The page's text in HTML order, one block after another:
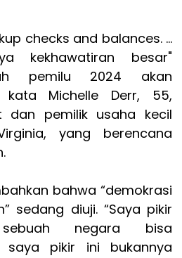
checks and balances. ...
kekhawatiran besar"
pemilu 2024 akan
kata Michelle Derr, 55,
dan pemilik usaha kecil
yang berencana
bahwa “demokrasi
sedang diuji. “Saya pikir
negara bisa
saya pikir ini bukannya